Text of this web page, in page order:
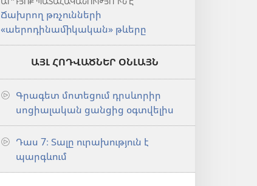
Ճախրող թռչունների
«աերոդինամիկական» թևերը
ԱՅԼ ՀՈԴՎԱԾՆԵՐ ՕՆԼԱՅՆ
Գրագետ մոտեցում դրսևորիր
սոցիալական ցանցից օգտվելիս
Դաս 7։ Տալը ուրախություն է
պարգևում